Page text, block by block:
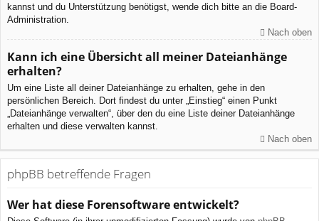
kannst und du Unterstützung benötigst, wende dich bitte an die Board-
Administration.
Nach oben
Kann ich eine Übersicht all meiner Dateianhänge
erhalten?
Um eine Liste all deiner Dateianhänge zu erhalten, gehe in den
persönlichen Bereich. Dort findest du unter „Einstieg“ einen Punkt
„Dateianhänge verwalten“, über den du eine Liste deiner Dateianhänge
erhalten und diese verwalten kannst.
Nach oben
phpBB betreffende Fragen
Wer hat diese Forensoftware entwickelt?